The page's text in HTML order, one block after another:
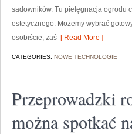
sadowników. Tu pielęgnacja ogrodu
estetycznego. Możemy wybrać
osobiście, zaś [ Read More ]
CATEGORIES: NOWE TECHNOLOGIE
Przeprowadzki
można spotkać